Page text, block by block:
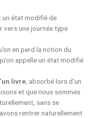
un état modifié de
vers une journée type
en perd la notion du
appelle un état modifié
livre , absorbé lors d’un
et que nous sommes
sans se
rentrer naturellement